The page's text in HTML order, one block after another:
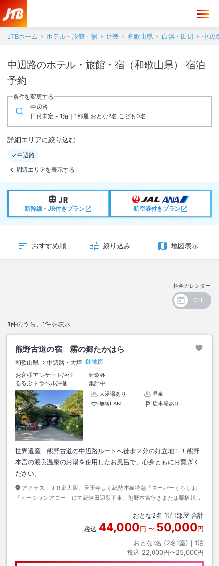
JTBホーム ホテル・旅館・宿 近畿 和歌山県 白浜・田辺 中辺
中辺路のホテル・旅館・宿（和歌山県） 宿泊
予約
条件を変更する
中辺路
日付未定 - 1泊｜1部屋 おとな2名,こども0名
詳細エリアに絞り込む
中辺路
周辺エリアを表示する
新幹線・JR付きプラン 航空券付きプラン
おすすめ順 絞り込み 地図表示
料金カレンダー
1件のうち、 1件を表示
熊野古道の宿 霧の郷たかはら
和歌山県 中辺路・大塔
地図
お客様アンケート評価
対象外
るるぶトラベル評価
集計中
大浴場あり
温泉
無線LAN
駐車場あり
世界遺産 熊野古道の中辺路ルートへ徒歩２分の好立地！！熊野
本宮の渡良温泉のお湯を使用したお風呂で、心身ともにお寛ぎく
ださい。
アクセス：
ＪＲ新大阪、天王寺より紀勢本線特急「スーパーくろしお」
「オーシャンアロー」にて紀伊田辺駅下車、熊野本宮行きまたは栗栖川行
きの龍神バスまたはＪＲバスに乗車し、中辺路に至る。
おとな2名 1泊1部屋 合計
税込 44,000円 〜 50,000円
おとな1名 (2名1室)｜ 1泊
税込 22,000円〜25,000円